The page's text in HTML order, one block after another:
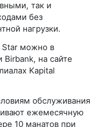
так и
без
нагрузки.
Star можно в
на сайте
Kapital
обслуживания
ежемесячную
10 манатов при